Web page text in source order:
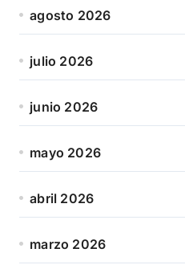
agosto 2026
julio 2026
junio 2026
mayo 2026
abril 2026
marzo 2026